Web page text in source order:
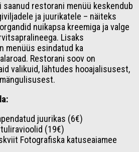
restorani menüü keskendub
ja juurikatele – näiteks
nuikapsa kreemiga ja valge
Lisaks
menüüs esindatud ka
Restorani soov on
valikuid, lähtudes hooajalisusest,
juurikas (6€)
(19€)
Fotografiska katuseaiamee